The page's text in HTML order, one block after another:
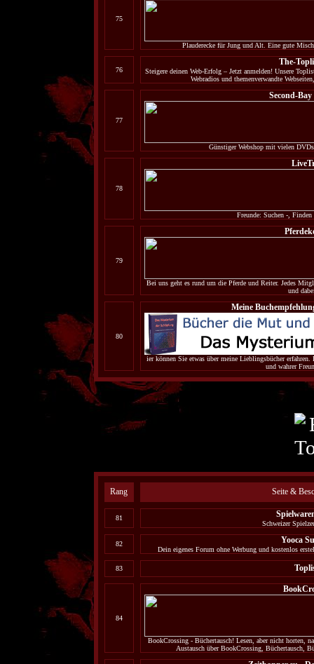
75
Plauderecke für Jung und Alt. Eine gute
76
The-
Steigere deinen Web-Erfolg – Jetzt anmelden! Unsere
Webradios und themenverwandte
77
Second-
Günstiger Webshop mit vielen
78
Freunde: Suchen -,
79
Bei uns geht es rund um die Pferde und Reiter. Jedes
und
80
Meine
ier können Sie etwas über meine Lieblingsbücher
und wahrer
Rang Seite &
81
Schweizer
82 Yooca
Dein eigenes Forum ohne Werbung und kostenlos
83
84
BookCrossing - Büchertausch! Lesen, aber nicht horten,
Austausch über BookCrossing, Büchertausch,